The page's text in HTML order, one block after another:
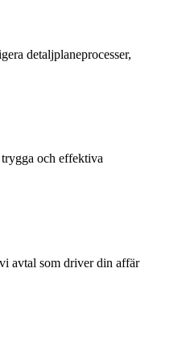
detaljplaneprocesser,
och effektiva
avtal som driver din affär